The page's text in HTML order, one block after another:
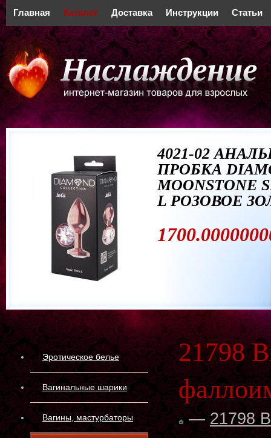
Главная Каталог Доставка Инструкции Статьи
4021-02
ПРОБКА
MOONSTONE
L РОЗОВОЕ
Эротическое белье
Вагинальные шарики
Вагины, мастурбаторы
21798
—21798